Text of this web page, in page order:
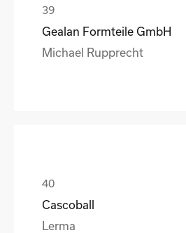
Gealan Formteile GmbH
Michael Rupprecht
Cascoball
Lerma